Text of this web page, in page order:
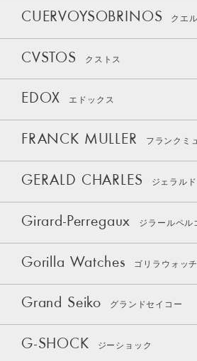
CUERVOYSOBRINOS クエ
CVSTOS クストス
EDOX エドックス
FRANCK MULLER フランクミ
GERALD CHARLES ジェラル
Girard-Perregaux ジラールペル
Gorilla Watches ゴリラウォッチ
Grand Seiko グランドセイコー
G-SHOCK ジーショック